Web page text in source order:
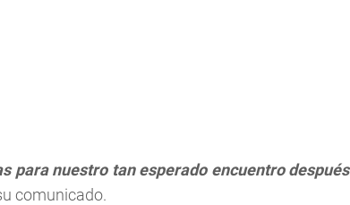
para nuestro tan esperado encuentro después
comunicado.